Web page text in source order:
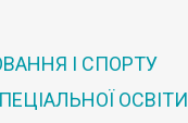
І СПОРТУ
ОСВІТИ